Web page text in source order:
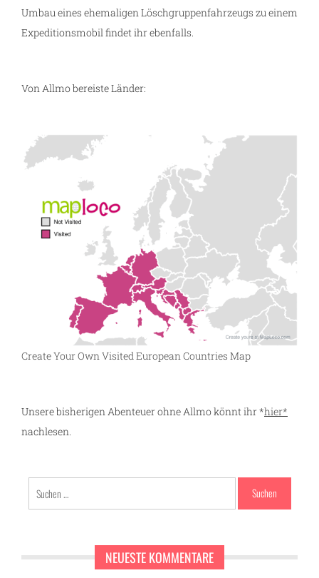
Umbau eines ehemaligen Löschgruppenfahrzeugs zu einem
Expeditionsmobil findet ihr ebenfalls.
Von Allmo bereiste Länder:
Create Your Own Visited European Countries Map
Unsere bisherigen Abenteuer ohne Allmo könnt ihr *hier*
nachlesen.
nach:
NEUESTE KOMMENTARE